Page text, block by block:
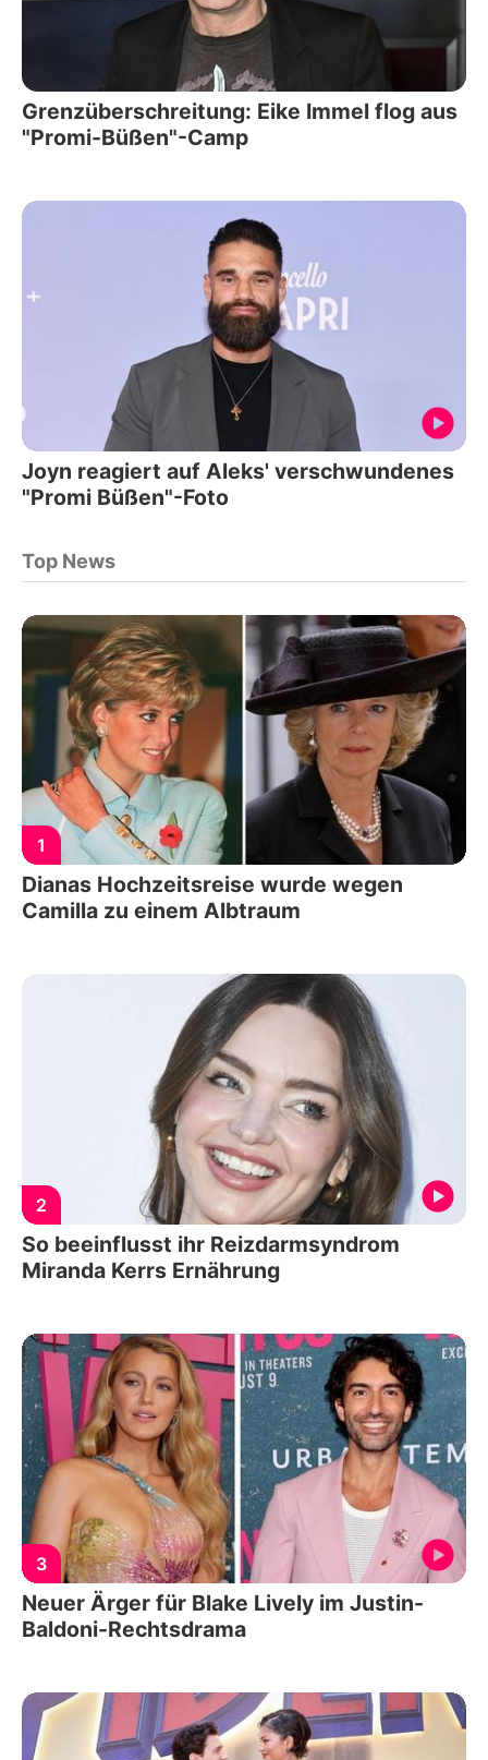
Grenzüberschreitung: Eike Immel flog aus
"Promi-Büßen"-Camp
Joyn reagiert auf Aleks' verschwundenes
"Promi Büßen"-Foto
Top News
1
Dianas Hochzeitsreise wurde wegen
Camilla zu einem Albtraum
2
So beeinflusst ihr Reizdarmsyndrom
Miranda Kerrs Ernährung
3
Neuer Ärger für Blake Lively im Justin-
Baldoni-Rechtsdrama